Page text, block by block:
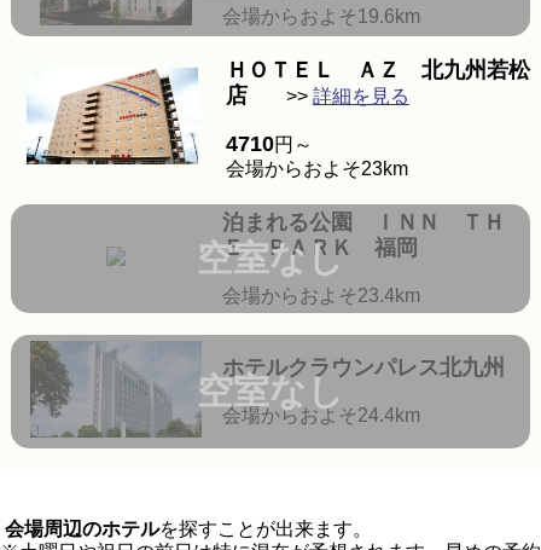
会場からおよそ19.6km
ＨＯＴＥＬ ＡＺ 北九州若松
店 >> 詳細を見る
4710円～
会場からおよそ23km
空室なし
泊まれる公園 ＩＮＮ ＴＨ
Ｅ ＰＡＲＫ 福岡
会場からおよそ23.4km
空室なし
ホテルクラウンパレス北九州
会場からおよそ24.4km
会場周辺のホテルを探すことが出来ます。